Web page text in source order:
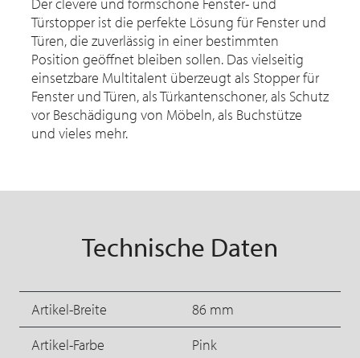
Türstopper ist die perfekte Lösung für Fenster und
Türen, die zuverlässig in einer bestimmten
Position geöffnet bleiben sollen. Das vielseitig
einsetzbare Multitalent überzeugt als Stopper für
Fenster und Türen, als Türkantenschoner, als Schutz
vor Beschädigung von Möbeln, als Buchstütze
und vieles mehr.
Technische Daten
Artikel-Breite
86 mm
Artikel-Farbe
Pink